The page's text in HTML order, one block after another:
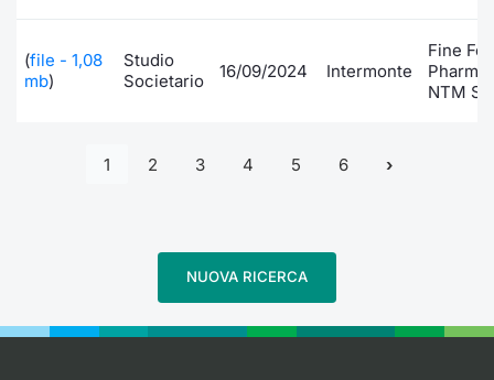
(file - 1,08
mb)
Studio
Societario
16/09/2024 Intermonte
Fine
NTM
1 2 3 4 5 6
NUOVA RICERCA